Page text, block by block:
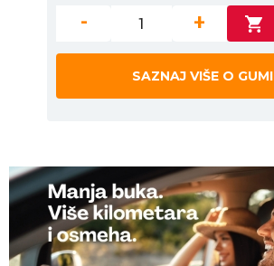
- +
SAZNAJ VIŠE O GUMI